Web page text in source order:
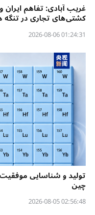
غریب آبادی: تفاهم ایران
کشتی‌های تجاری در تنگه
01:24:31 2026-08-06
تولید و شناسایی
چین
02:56:48 2026-08-05